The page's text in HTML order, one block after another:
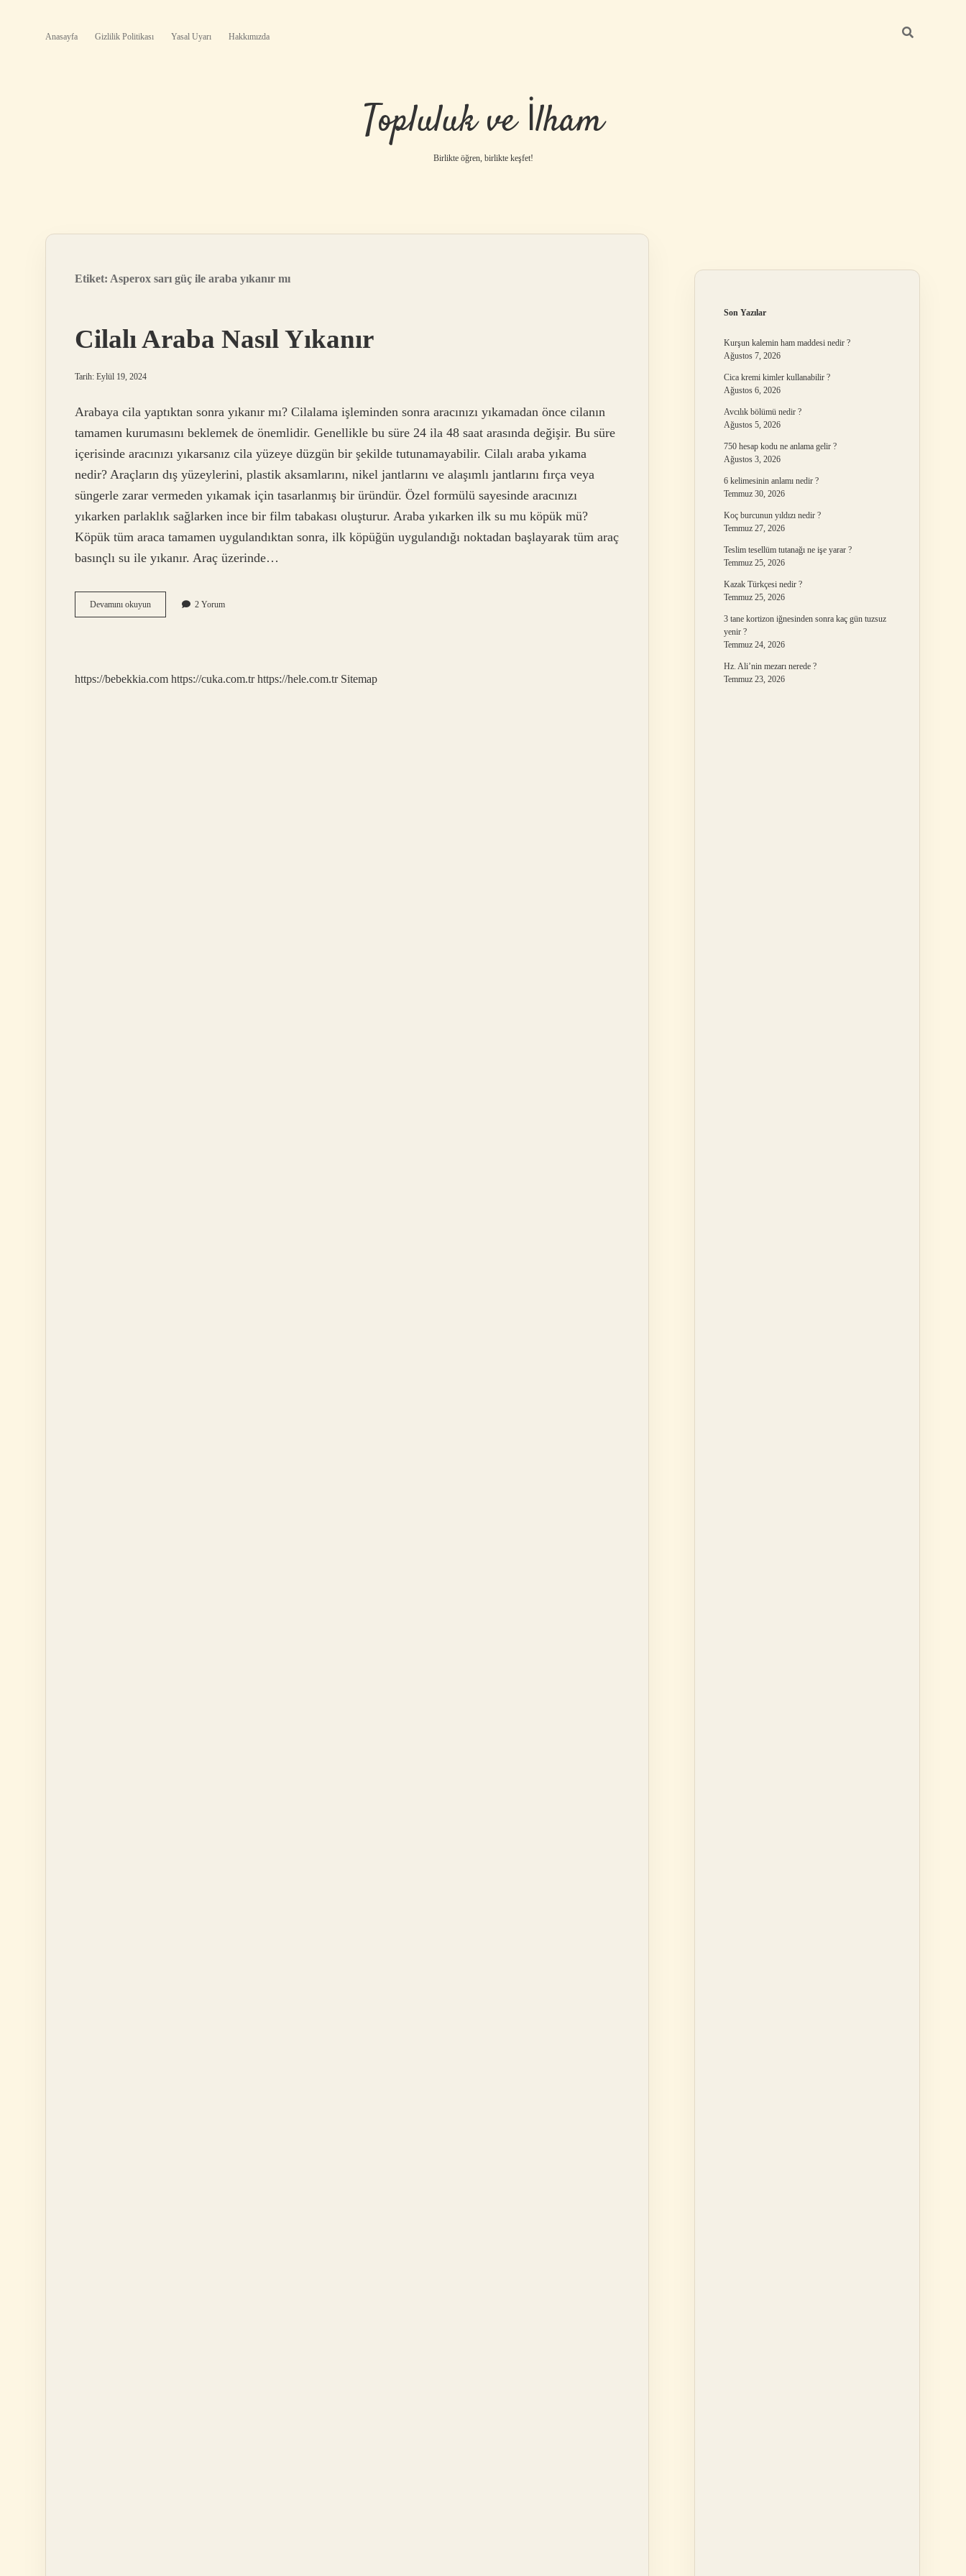
Anasayfa Gizlilik Politikası Yasal Uyarı Hakkımızda
Topluluk ve İlham
Birlikte öğren, birlikte keşfet!
Etiket: Asperox sarı güç ile araba yıkanır mı
Cilalı Araba Nasıl Yıkanır
Tarih: Eylül 19, 2024
Arabaya cila yaptıktan sonra yıkanır mı? Cilalama işleminden sonra aracınızı yıkamadan önce cilanın
tamamen kurumasını beklemek de önemlidir. Genellikle bu süre 24 ila 48 saat arasında değişir. Bu süre
içerisinde aracınızı yıkarsanız cila yüzeye düzgün bir şekilde tutunamayabilir. Cilalı araba yıkama
nedir? Araçların dış yüzeylerini, plastik aksamlarını, nikel jantlarını ve alaşımlı jantlarını fırça veya
süngerle zarar vermeden yıkamak için tasarlanmış bir üründür. Özel formülü sayesinde aracınızı
yıkarken parlaklık sağlarken ince bir film tabakası oluşturur. Araba yıkarken ilk su mu köpük mü?
Köpük tüm araca tamamen uygulandıktan sonra, ilk köpüğün uygulandığı noktadan başlayarak tüm araç
basınçlı su ile yıkanır. Araç üzerinde…
Devamını okuyunCilalı
Araba
2 Yorum
https://bebekkia.com https://cuka.com.tr https://hele.com.tr Sitemap
Son Yazılar
Kurşun kalemin ham maddesi nedir ?
Ağustos 7, 2026
Cica kremi kimler kullanabilir ?
Ağustos 6, 2026
Avcılık bölümü nedir ?
Ağustos 5, 2026
750 hesap kodu ne anlama gelir ?
Ağustos 3, 2026
6 kelimesinin anlamı nedir ?
Temmuz 30, 2026
Koç burcunun yıldızı nedir ?
Temmuz 27, 2026
Teslim tesellüm tutanağı ne işe yarar ?
Temmuz 25, 2026
Kazak Türkçesi nedir ?
Temmuz 25, 2026
3 tane kortizon iğnesinden sonra kaç gün tuzsuz
yenir ?
Temmuz 24, 2026
Hz. Ali’nin mezarı nerede ?
Temmuz 23, 2026